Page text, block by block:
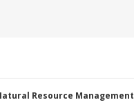
Resource Management